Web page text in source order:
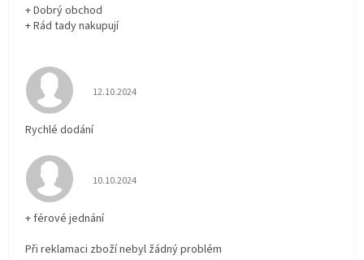
+ Dobrý obchod
+ Rád tady nakupují
Hodnocení obchodu je 5 z 5 hvězdiček.
12.10.2024
Rychlé dodání
Hodnocení obchodu je 5 z 5 hvězdiček.
10.10.2024
+ férové jednání
Při reklamaci zboží nebyl žádný problém